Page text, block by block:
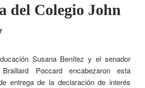
del Colegio John
Susana Benítez y el senador
Poccard encabezaron esta
entrega de la declaración de interés